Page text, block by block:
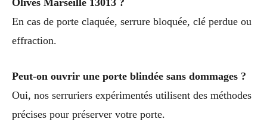
En cas de porte claquée, serrure bloquée, clé perdue ou
effraction.
Peut-on ouvrir une porte blindée sans dommages ?
Oui, nos serruriers expérimentés utilisent des méthodes
précises pour préserver votre porte.